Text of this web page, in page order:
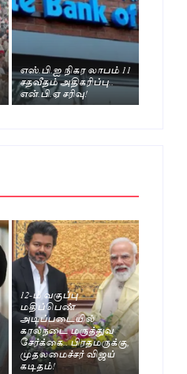
எஸ்.பி.ஐ நிகர லாபம் 11
சதவீதம் அதிகரிப்பு..
என்.பி.ஏ சரிவு!
12-ம் வகுப்பு
மதிப்பெண்
அடிப்படையில்
கால்நடை மருத்துவ
சேர்க்கை.. பிரதமருக்கு,
முதலமைச்சர் விஜய்
கடிதம்!